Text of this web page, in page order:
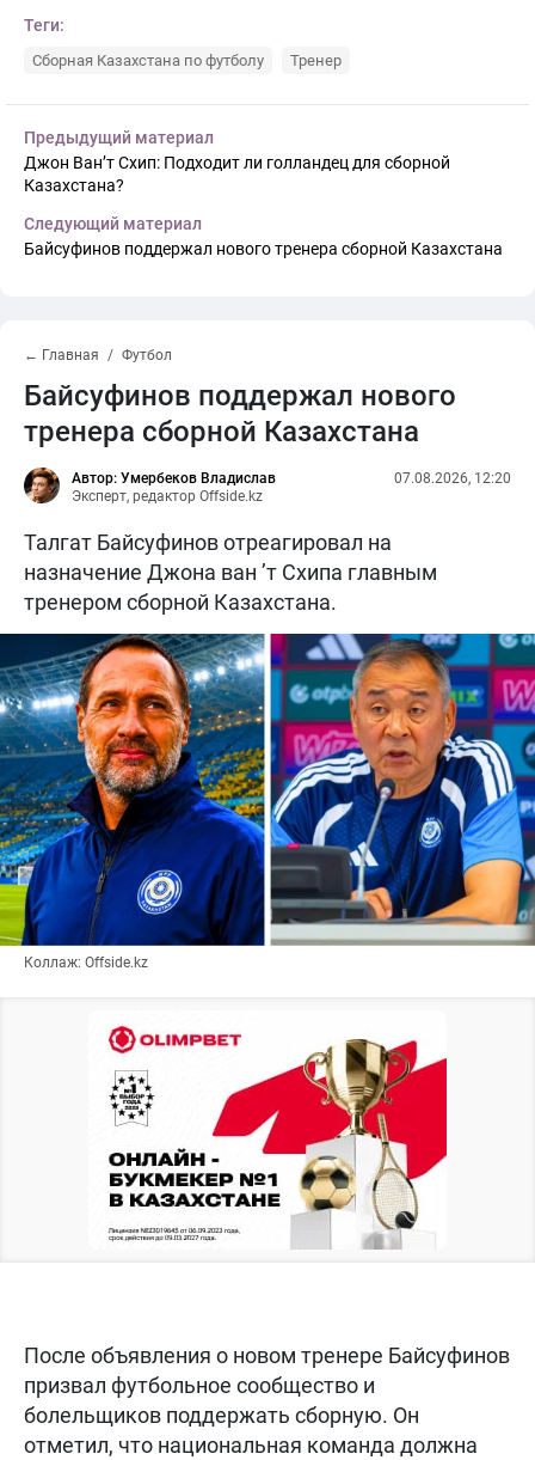
Теги:
Сборная Казахстана по футболу Тренер
Предыдущий материал
Джон Ван’т Схип: Подходит ли голландец для сборной
Казахстана?
Следующий материал
Байсуфинов поддержал нового тренера сборной Казахстана
← Главная Футбол
Байсуфинов поддержал нового
тренера сборной Казахстана
Автор: Умербеков Владислав
Эксперт, редактор Offside.kz
07.08.2026, 12:20
Талгат Байсуфинов отреагировал на
назначение Джона ван ’т Схипа главным
тренером сборной Казахстана.
Коллаж: Offside.kz
После объявления о новом тренере Байсуфинов
призвал футбольное сообщество и
болельщиков поддержать сборную. Он
отметил, что национальная команда должна